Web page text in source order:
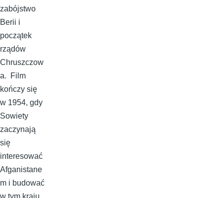
zabójstwo
Berii i
początek
rządów
Chruszczow
a. Film
kończy się
w 1954, gdy
Sowiety
zaczynają
się
interesować
Afganistane
m i budować